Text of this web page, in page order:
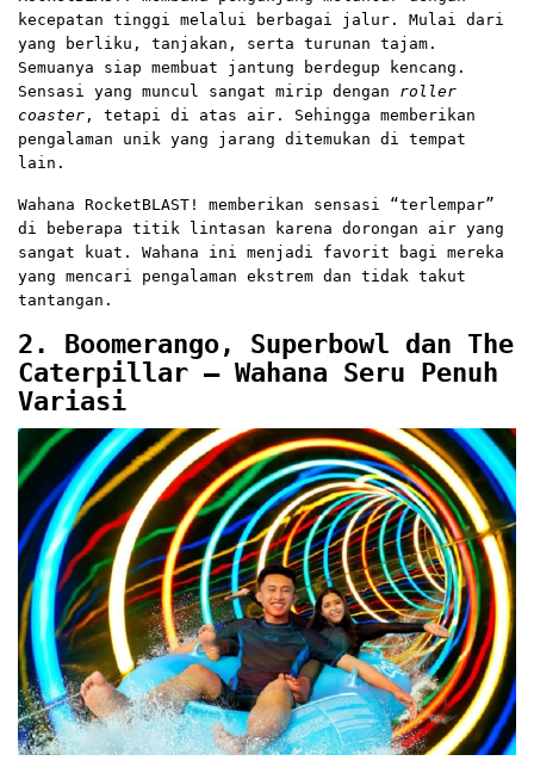
kecepatan tinggi melalui berbagai jalur. Mulai dari
yang berliku, tanjakan, serta turunan tajam.
Semuanya siap membuat jantung berdegup kencang.
Sensasi yang muncul sangat mirip dengan roller
coaster , tetapi di atas air. Sehingga memberikan
pengalaman unik yang jarang ditemukan di tempat
lain.
Wahana RocketBLAST! memberikan sensasi “terlempar”
di beberapa titik lintasan karena dorongan air yang
sangat kuat. Wahana ini menjadi favorit bagi mereka
yang mencari pengalaman ekstrem dan tidak takut
tantangan.
2. Boomerango, Superbowl dan The
Caterpillar – Wahana Seru Penuh
Variasi